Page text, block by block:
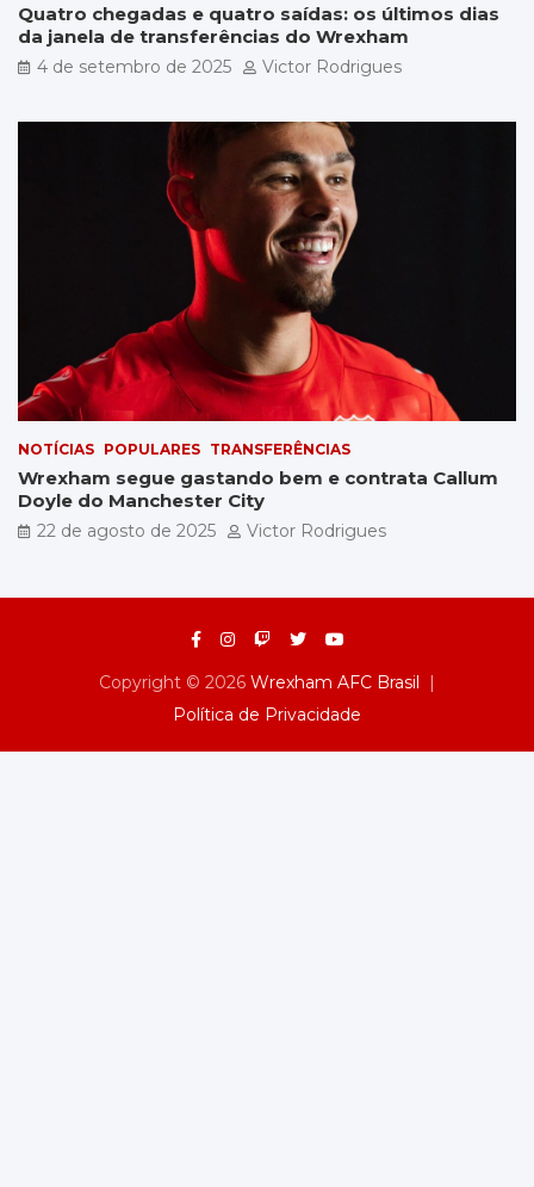
Quatro chegadas e quatro saídas: os últimos dias
da janela de transferências do Wrexham
4 de setembro de 2025 Victor Rodrigues
NOTÍCIAS POPULARES TRANSFERÊNCIAS
Wrexham segue gastando bem e contrata Callum
Doyle do Manchester City
22 de agosto de 2025 Victor Rodrigues
Copyright © 2026 Wrexham AFC Brasil
Política de Privacidade